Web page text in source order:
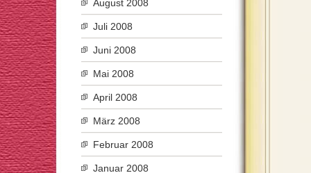
August 2008
Juli 2008
Juni 2008
Mai 2008
April 2008
März 2008
Februar 2008
Januar 2008